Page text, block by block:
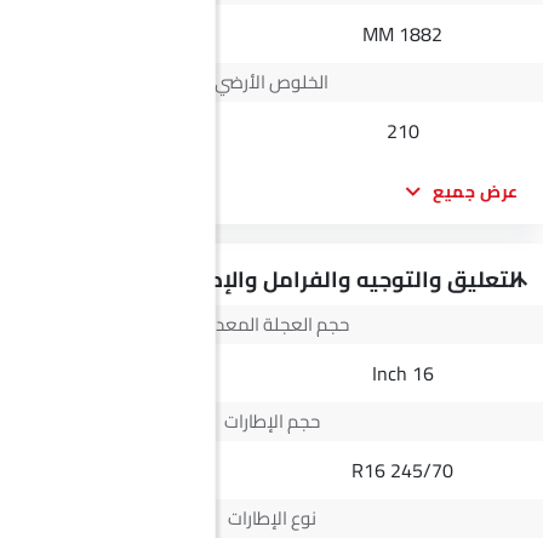
1882 MM
الخلوص الأرضي
210
عرض جميع
التعليق والتوجيه والفرامل والإطارات
حجم العجلة المعدنية
16 Inch
حجم الإطارات
245/70 R16
نوع الإطارات